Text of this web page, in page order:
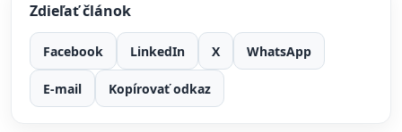
Zdieľať článok
Facebook LinkedIn X WhatsApp
E-mail Kopírovať odkaz